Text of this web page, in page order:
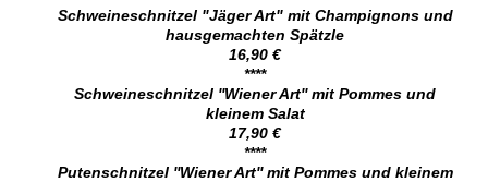
Schweineschnitzel "Jäger Art" mit Champignons und
hausgemachten Spätzle
16,90 €
****
Schweineschnitzel ''Wiener Art'' mit Pommes und
kleinem Salat
17,90 €
****
Putenschnitzel ''Wiener Art'' mit Pommes und kleinem